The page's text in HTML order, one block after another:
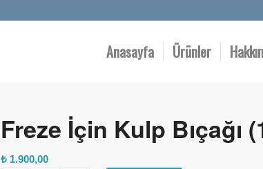
Anasayfa Ürünler
Freze İçin Kulp Bıçağı
₺ 1.900,00